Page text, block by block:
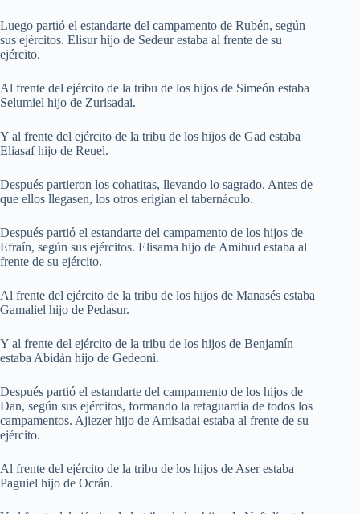
Luego partió el estandarte del campamento de Rubén, según
sus ejércitos. Elisur hijo de Sedeur estaba al frente de su
ejército.
Al frente del ejército de la tribu de los hijos de Simeón estaba
Selumiel hijo de Zurisadai.
Y al frente del ejército de la tribu de los hijos de Gad estaba
Eliasaf hijo de Reuel.
Después partieron los cohatitas, llevando lo sagrado. Antes de
que ellos llegasen, los otros erigían el tabernáculo.
Después partió el estandarte del campamento de los hijos de
Efraín, según sus ejércitos. Elisama hijo de Amihud estaba al
frente de su ejército.
Al frente del ejército de la tribu de los hijos de Manasés estaba
Gamaliel hijo de Pedasur.
Y al frente del ejército de la tribu de los hijos de Benjamín
estaba Abidán hijo de Gedeoni.
Después partió el estandarte del campamento de los hijos de
Dan, según sus ejércitos, formando la retaguardia de todos los
campamentos. Ajiezer hijo de Amisadai estaba al frente de su
ejército.
Al frente del ejército de la tribu de los hijos de Aser estaba
Paguiel hijo de Ocrán.